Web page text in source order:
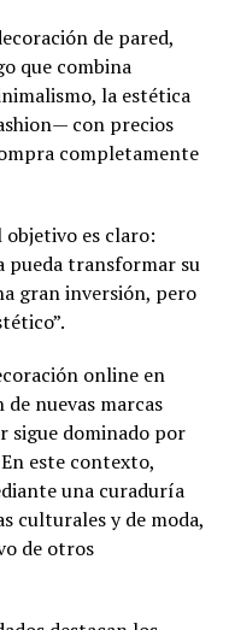
de pared,
que combina
la estética
con precios
completamente
objetivo es claro:
pueda transformar su
gran inversión, pero
online en
nuevas marcas
sigue dominado por
este contexto,
una curaduría
culturales y de moda,
de otros